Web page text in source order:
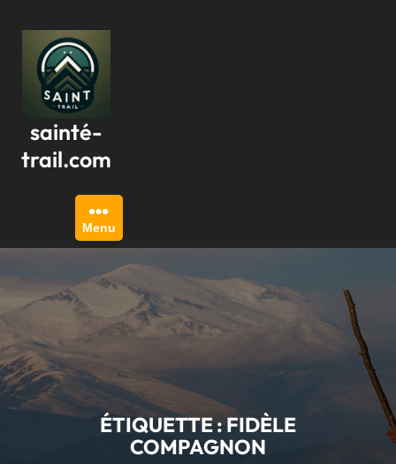
contenu
sainté-
trail.com
Menu
ÉTIQUETTE :FIDÈLE
COMPAGNON